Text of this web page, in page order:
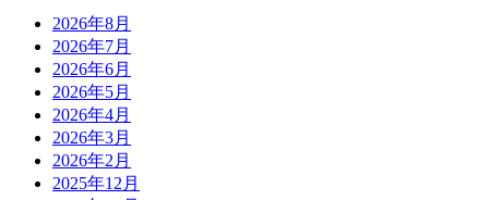
2026年8月
2026年7月
2026年6月
2026年5月
2026年4月
2026年3月
2026年2月
2025年12月